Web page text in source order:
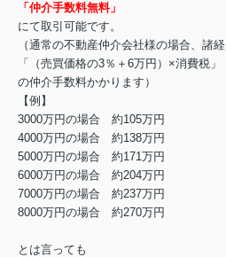
「仲介手数料無料」
にて取引可能です。
（通常の不動産仲介会社様の場合、諸
「（売買価格の3％＋6万円）×消費税」
の仲介手数料かかります）
【例】
3000万円の場合 約105万円
4000万円の場合 約138万円
5000万円の場合 約171万円
6000万円の場合 約204万円
7000万円の場合 約237万円
8000万円の場合 約270万円
とは言っても